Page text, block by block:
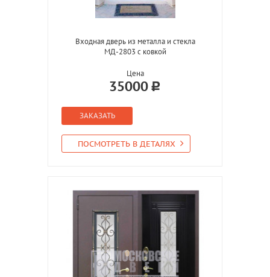
Входная дверь из металла и стекла
МД-2803 с ковкой
Цена
35000
ЗАКАЗАТЬ
ПОСМОТРЕТЬ В ДЕТАЛЯХ